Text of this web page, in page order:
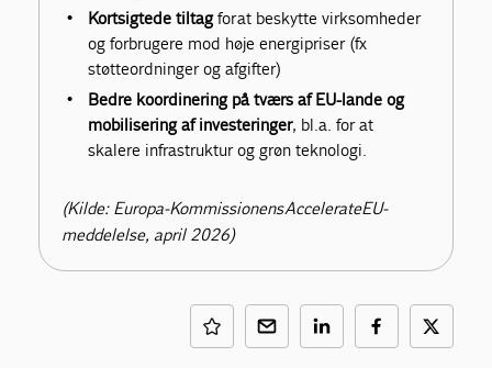
Kortsigtede tiltagfor at beskytte virksomheder
og forbrugere mod høje energipriser (fx
støtteordninger og afgifter)
Bedre koordinering på tværs af EU-lande og
mobilisering af investeringer, bl.a. for at
skalere infrastruktur og grøn teknologi.
(Kilde: Europa-Kommissionens AccelerateEU-
meddelelse, april 2026)